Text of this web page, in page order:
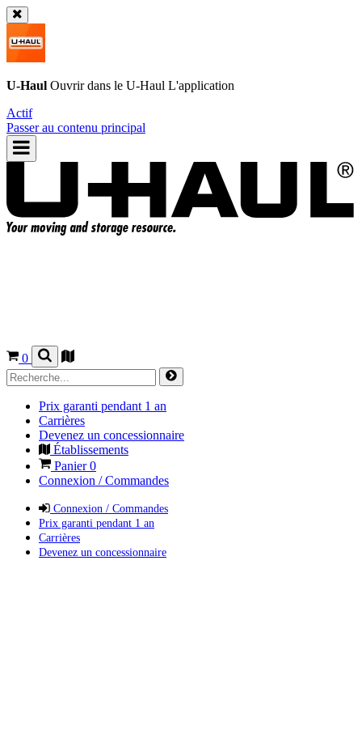
U-Haul Ouvrir dans le U-Haul L'application
Actif
Passer au contenu principal
0
Prix garanti pendant 1 an
Carrières
Devenez un concessionnaire
Établissements
Panier0
Connexion / Commandes
Connexion / Commandes
Prix garanti pendant 1 an
Carrières
Devenez un concessionnaire